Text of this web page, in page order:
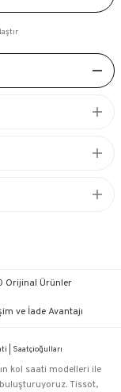
Orijinal Ürünler
ve İade Avantajı
kol saati modelleri ile
Tissot,